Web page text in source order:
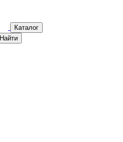
Каталог
Найти